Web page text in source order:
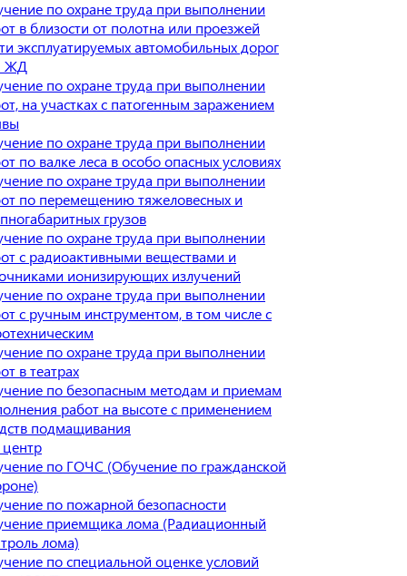
по охране труда при выполнении
в близости от полотна или проезжей
эксплуатируемых автомобильных дорог
ЖД
по охране труда при выполнении
на участках с патогенным заражением
по охране труда при выполнении
по валке леса в особо опасных условиях
по охране труда при выполнении
по перемещению тяжеловесных и
грузов
по охране труда при выполнении
с радиоактивными веществами и
ионизирующих излучений
по охране труда при выполнении
с ручным инструментом, в том числе с
по охране труда при выполнении
в театрах
по безопасным методам и приемам
работ на высоте с применением
подмащивания
по ГОЧС (Обучение по гражданской
по пожарной безопасности
приемщика лома (Радиационный
лома)
по специальной оценке условий